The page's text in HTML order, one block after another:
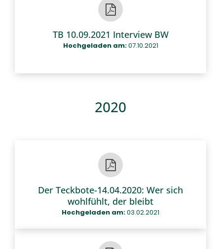
TB 10.09.2021 Interview BW
Hochgeladen am:07.10.2021
2020
Der Teckbote-14.04.2020: Wer sich
wohlfühlt, der bleibt
Hochgeladen am:03.02.2021